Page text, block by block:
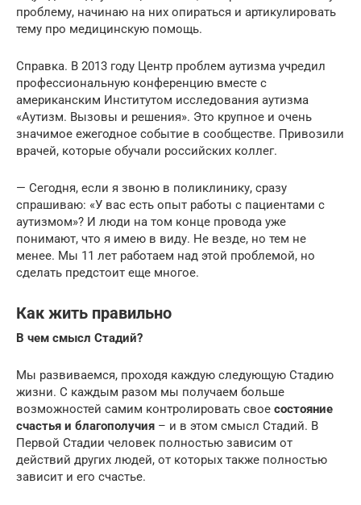
проблему, начинаю на них опираться и артикулировать
тему про медицинскую помощь.
Справка. В 2013 году Центр проблем аутизма учредил
профессиональную конференцию вместе с
американским Институтом исследования аутизма
«Аутизм. Вызовы и решения». Это крупное и очень
значимое ежегодное событие в сообществе. Привозили
врачей, которые обучали российских коллег.
— Сегодня, если я звоню в поликлинику, сразу
спрашиваю: «У вас есть опыт работы с пациентами с
аутизмом»? И люди на том конце провода уже
понимают, что я имею в виду. Не везде, но тем не
менее. Мы 11 лет работаем над этой проблемой, но
сделать предстоит еще многое.
Как жить правильно
В чем смысл Стадий?
Мы развиваемся, проходя каждую следующую Стадию
жизни. С каждым разом мы получаем больше
возможностей самим контролировать свое состояние
счастья и благополучия – и в этом смысл Стадий. В
Первой Стадии человек полностью зависим от
действий других людей, от которых также полностью
зависит и его счастье.